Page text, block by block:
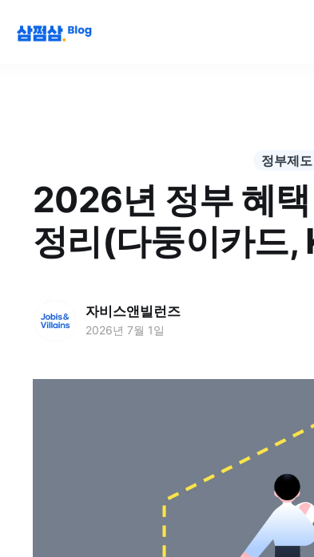
정부제도
2026년 정부 혜
정리(다둥이카드,
자비스앤빌런즈
2026년 7월 1일